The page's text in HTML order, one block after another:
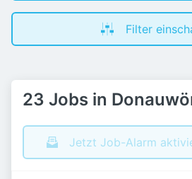
Filter
23 Jobs in
Jetzt Job-Alarm